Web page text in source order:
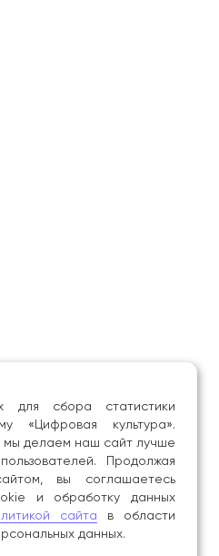
для сбора статистики
«Цифровая культура».
мы делаем наш сайт лучше
Продолжая
вы соглашаетесь
и обработку данных
сайта в области
данных.